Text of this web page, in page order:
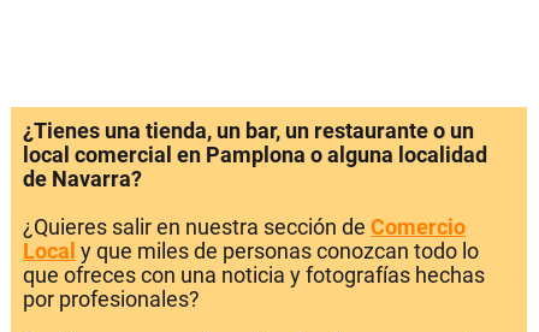
¿Tienes una tienda, un bar, un restaurante o un
local comercial en Pamplona o alguna localidad
de Navarra?
¿Quieres salir en nuestra sección de Comercio
Local y que miles de personas conozcan todo lo
que ofreces con una noticia y fotografías hechas
por profesionales?